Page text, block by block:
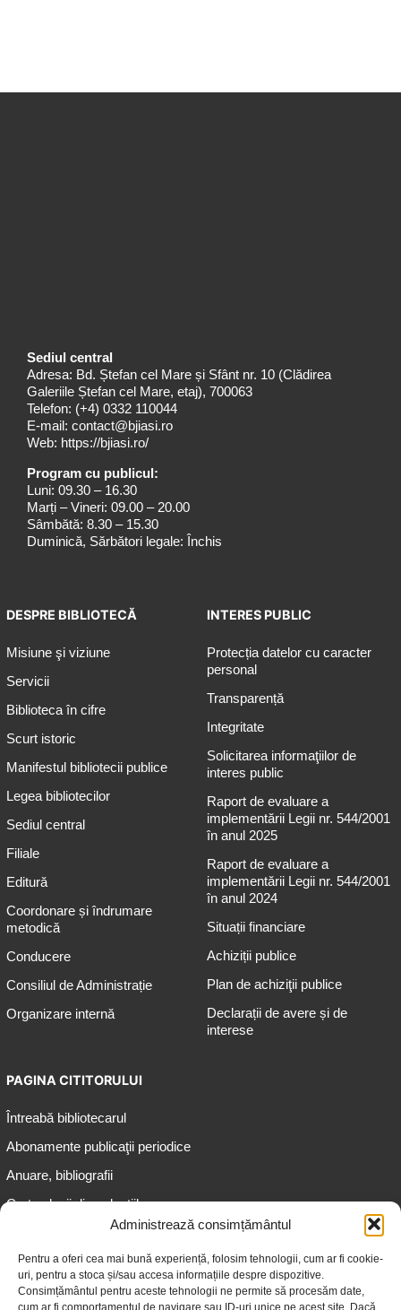
Administrează consimțământul
Pentru a oferi cea mai bună experiență, folosim tehnologii, cum ar fi cookie-
uri, pentru a stoca și/sau accesa informațiile despre dispozitive.
Consimțământul pentru aceste tehnologii ne permite să procesăm date,
cum ar fi comportamentul de navigare sau ID-uri unice pe acest site. Dacă
Sediul central
Adresa: Bd. Ștefan cel Mare și Sfânt nr. 10 (Clădirea
Galeriile Ștefan cel Mare, etaj), 700063
Telefon: (+4) 0332 110044
E-mail: contact@bjiasi.ro
Web: https://bjiasi.ro/
Program cu publicul:
Luni: 09.30 – 16.30
Marți – Vineri: 09.00 – 20.00
Sâmbătă: 8.30 – 15.30
Duminică, Sărbători legale: Închis
DESPRE BIBLIOTECĂ
Misiune şi viziune
Servicii
Biblioteca în cifre
Scurt istoric
Manifestul bibliotecii publice
Legea bibliotecilor
Sediul central
Filiale
Editură
Coordonare și îndrumare
metodică
Conducere
Consiliul de Administrație
Organizare internă
INTERES PUBLIC
Protecția datelor cu caracter
personal
Transparență
Integritate
Solicitarea informaţiilor de
interes public
Raport de evaluare a
implementării Legii nr. 544/2001
în anul 2025
Raport de evaluare a
implementării Legii nr. 544/2001
în anul 2024
Situații financiare
Achiziții publice
Plan de achiziţii publice
Declarații de avere și de
interese
PAGINA CITITORULUI
Întreabă bibliotecarul
Abonamente publicaţii periodice
Anuare, bibliografii
Cartea lunii din colecțiile
Informații pentru adolescenți